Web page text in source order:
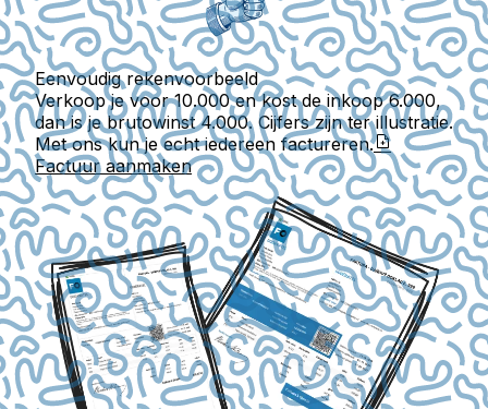
Eenvoudig rekenvoorbeeld
Verkoop je voor 10.000 en kost de inkoop 6.000,
dan is je brutowinst 4.000. Cijfers zijn ter illustratie.
Met ons kun je echt iedereen factureren.
Factuur aanmaken